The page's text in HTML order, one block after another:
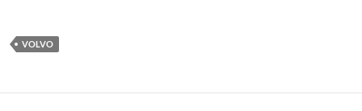
VOLVO